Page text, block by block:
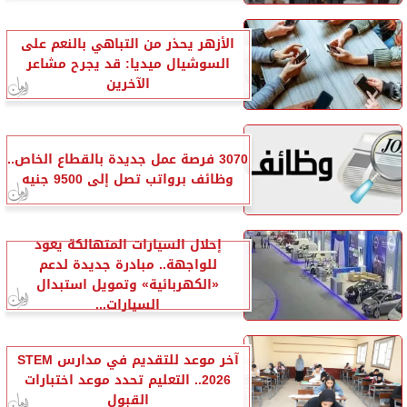
الأزهر يحذر من التباهي بالنعم على
السوشيال ميديا: قد يجرح مشاعر
الآخرين
3070 فرصة عمل جديدة بالقطاع الخاص..
وظائف برواتب تصل إلى 9500 جنيه
إحلال السيارات المتهالكة يعود
للواجهة.. مبادرة جديدة لدعم
«الكهربائية» وتمويل استبدال
السيارات...
آخر موعد للتقديم في مدارس STEM
2026.. التعليم تحدد موعد اختبارات
القبول